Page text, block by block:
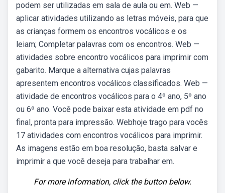
podem ser utilizadas em sala de aula ou em. Web —
aplicar atividades utilizando as letras móveis, para que
as crianças formem os encontros vocálicos e os
leiam; Completar palavras com os encontros. Web —
atividades sobre encontro vocálicos para imprimir com
gabarito. Marque a alternativa cujas palavras
apresentem encontros vocálicos classificados. Web —
atividade de encontros vocálicos para o 4º ano, 5º ano
ou 6º ano. Você pode baixar esta atividade em pdf no
final, pronta para impressão. Webhoje trago para vocês
17 atividades com encontros vocálicos para imprimir.
As imagens estão em boa resolução, basta salvar e
imprimir a que você deseja para trabalhar em.
For more information, click the button below.